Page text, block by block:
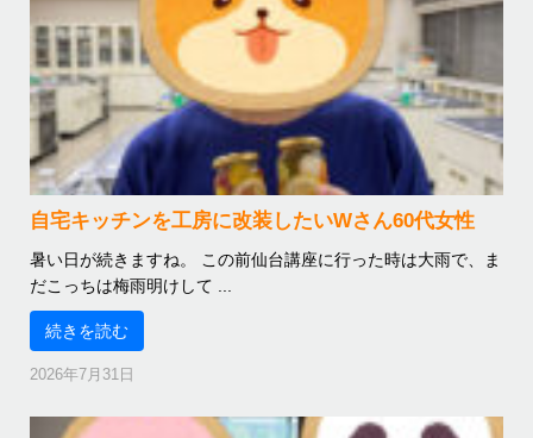
自宅キッチンを工房に改装したいWさん60代女性
暑い日が続きますね。 この前仙台講座に行った時は大雨で、ま
だこっちは梅雨明けして ...
続きを読む
2026年7月31日